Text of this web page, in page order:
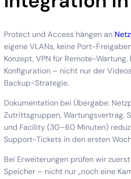
Protect und Access hängen an
eigene VLANs, keine Port-
Konzept, VPN für Remote-
Konfiguration – nicht nur der
Backup-Strategie.
Dokumentation bei Übergabe:
Zutrittsgruppen, Wartungsvertrag.
und Facility (30–60 Minuten)
Support-Tickets in den ersten
Bei Erweiterungen prüfen wir
Speicher – nicht nur „noch eine